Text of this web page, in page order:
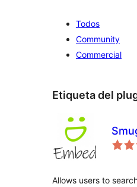
Todos
Community
Commercial
Etiqueta del
Allows users to